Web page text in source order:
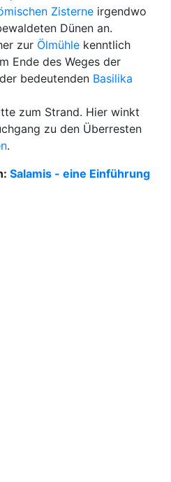
Zisterne irgendwo
Dünen an.
zur Ölmühle kenntlich
Ende des Weges der
bedeutenden Basilika
zum Strand. Hier winkt
zu den Überresten
.
Salamis - eine Einführung